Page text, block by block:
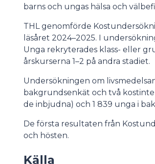
barns och ungas hälsa och
THL genomförde
läsåret 2024–2025. I
Unga rekryterades klass- eller
årskurserna 1–2 på andra stadiet.
Undersökningen om
bakgrundsenkät och två
de inbjudna) och 1 839 unga i
De första resultaten från
och hösten.
Källa